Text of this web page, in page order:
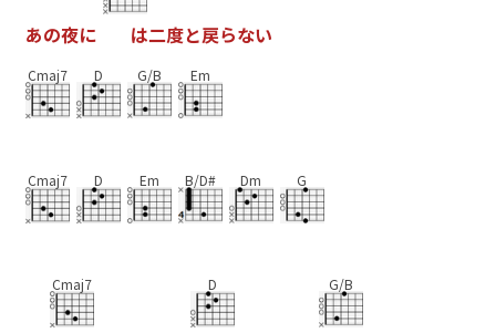
あの夜に は二度と戻らない
Cmaj7 D G/B Em
Cmaj7 D Em B/D# Dm G
Cmaj7 D G/B